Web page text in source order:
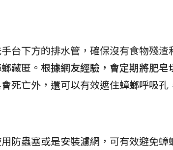
台下方的排水管，確保沒有食物殘
藏匿。 根據網友經驗，會定期將肥
死亡外，還可以有效遮住蟑螂呼吸孔
防蟲塞或是安裝濾網，可有效避免蟑